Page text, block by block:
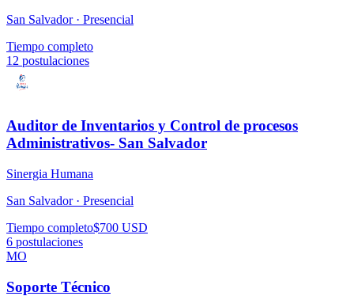
San Salvador · Presencial
Tiempo completo
12 postulaciones
Auditor de Inventarios y Control de procesos
Administrativos- San Salvador
Sinergia Humana
San Salvador · Presencial
Tiempo completo$700 USD
6 postulaciones
MO
Soporte Técnico